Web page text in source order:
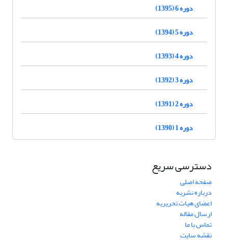
دوره 6 (1395)
دوره 5 (1394)
دوره 4 (1393)
دوره 3 (1392)
دوره 2 (1391)
دوره 1 (1390)
دسترسی سریع
صفحه اصلی
درباره نشریه
اعضای هیات تحریریه
ارسال مقاله
تماس با ما
نقشه سایت